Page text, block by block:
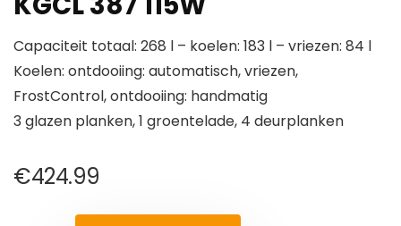
Capaciteit totaal: 268 l – koelen: 183 l – vriezen: 84 l
Koelen: ontdooiing: automatisch, vriezen,
FrostControl, ontdooiing: handmatig
3 glazen planken, 1 groentelade, 4 deurplanken
€424.99